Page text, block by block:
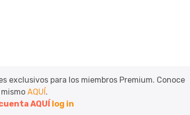
exclusivos para los miembros Premium. Conoce
AQUÍ.
AQUÍ log in